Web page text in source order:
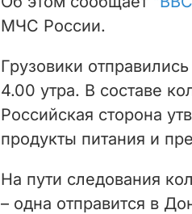
МЧС России.
Грузовики
4.00 утра. В составе
Российская сторона
продукты питания и
На пути следования
– одна отправится в